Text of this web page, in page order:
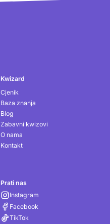
Kwizard
Cjenik
Baza znanja
Blog
Zabavni kwizovi
O nama
Kontakt
Prati nas
Instagram
Facebook
TikTok